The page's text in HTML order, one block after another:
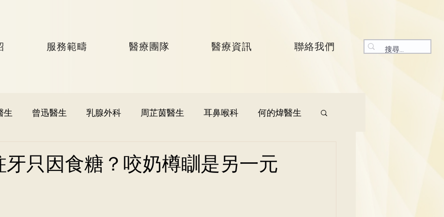
服務範疇 醫療團隊 醫療資訊 聯絡我們
生 曾迅醫生 乳腺外科 周芷茵醫生 耳鼻喉科 何的煒醫生
牙只因食糖？咬奶樽瞓是另一元